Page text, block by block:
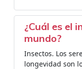
¿Cuál es el
mundo?
Insectos. Los
longevidad son